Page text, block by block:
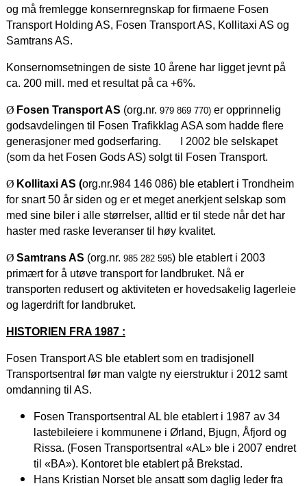
og må fremlegge konsernregnskap for firmaene Fosen
Transport Holding AS, Fosen Transport AS, Kollitaxi AS og
Samtrans AS.
Konsernomsetningen de siste 10 årene har ligget jevnt på
ca. 200 mill. med et resultat på ca +6%.
Ø Fosen Transport AS (org.nr. 979 869 770)er opprinnelig
godsavdelingen til Fosen Trafikklag ASA som hadde flere
generasjoner med godserfaring. I 2002 ble selskapet
(som da het Fosen Gods AS) solgt til Fosen Transport.
Ø Kollitaxi AS (org.nr.984 146 086) ble etablert i Trondheim
for snart 50 år siden og er et meget anerkjent selskap som
med sine biler i alle størrelser, alltid er til stede når det har
haster med raske leveranser til høy kvalitet.
Ø Samtrans AS (org.nr. 985 282 595) ble etablert i 2003
primært for å utøve transport for landbruket. Nå er
transporten redusert og aktiviteten er hovedsakelig lagerleie
og lagerdrift for landbruket.
HISTORIEN FRA 1987 :
Fosen Transport AS ble etablert som en tradisjonell
Transportsentral før man valgte ny eierstruktur i 2012 samt
omdanning til AS.
Fosen Transportsentral AL ble etablert i 1987 av 34
lastebileiere i kommunene i Ørland, Bjugn, Åfjord og
Rissa. (Fosen Transportsentral «AL» ble i 2007 endret
til «BA»). Kontoret ble etablert på Brekstad.
Hans Kristian Norset ble ansatt som daglig leder fra